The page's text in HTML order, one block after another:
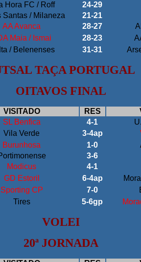
Hora FC / Roff 24-29
Santas / Milaneza 21-21
AA Avanca 28-27
Maia / Ismai 28-23
/ Belenenses 31-31
TAÇA PORTUGAL
OITAVOS FINAL
VISITADO RES
SL Benfica 4-1
Vila Verde 3-4ap
Burunhosa 1-0
3-6
Modicus 4-1
GD Estoril 6-4ap
Sporting CP 7-0
Tires 5-6gp
VOLEI
20ª JORNADA